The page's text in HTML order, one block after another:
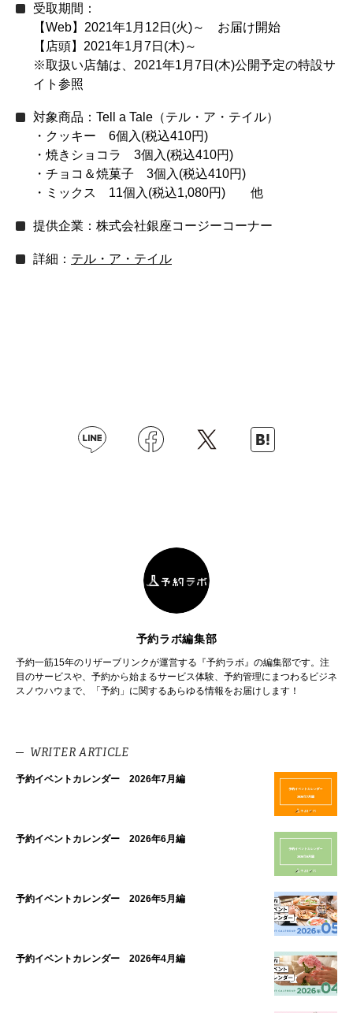
受取期間：
【Web】2021年1月12日(火)～ お届け開始
【店頭】2021年1月7日(木)～
※取扱い店舗は、2021年1月7日(木)公開予定の特設サ
イト参照
対象商品：Tell a Tale（テル・ア・テイル）
・クッキー 6個入(税込410円)
・焼きショコラ 3個入(税込410円)
・チョコ＆焼菓子 3個入(税込410円)
・ミックス 11個入(税込1,080円) 他
提供企業：株式会社銀座コージーコーナー
詳細： テル・ア・テイル
予約ラボ編集部
予約一筋15年のリザーブリンクが運営する『予約ラボ』の編集部です。注
目のサービスや、予約から始まるサービス体験、予約管理にまつわるビジネ
スノウハウまで、「予約」に関するあらゆる情報をお届けします！
WRITER ARTICLE
予約イベントカレンダー 2026年7月編
予約イベントカレンダー 2026年6月編
予約イベントカレンダー 2026年5月編
予約イベントカレンダー 2026年4月編